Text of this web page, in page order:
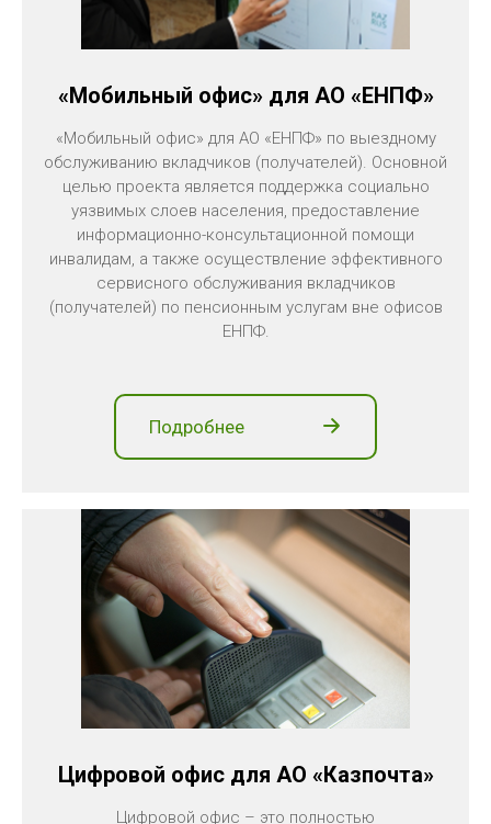
«Мобильный офис» для АО «ЕНПФ»
«Мобильный офис» для АО «ЕНПФ» по выездному
обслуживанию вкладчиков (получателей). Основной
целью проекта является поддержка социально
уязвимых слоев населения, предоставление
информационно-консультационной помощи
инвалидам, а также осуществление эффективного
сервисного обслуживания вкладчиков
(получателей) по пенсионным услугам вне офисов
ЕНПФ.
Подробнее
Цифровой офис для АО «Казпочта»
Цифровой офис – это полностью